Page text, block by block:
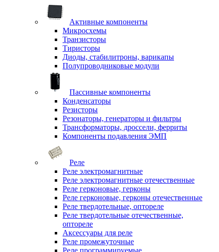
Активные компоненты
Микросхемы
Транзисторы
Тиристоры
Диоды, стабилитроны, варикапы
Полупроводниковые модули
Пассивные компоненты
Конденсаторы
Резисторы
Резонаторы, генераторы и фильтры
Трансформаторы, дроссели, ферриты
Компоненты подавления ЭМП
Реле
Реле электромагнитные
Реле электромагнитные отечественные
Реле герконовые, герконы
Реле герконовые, герконы отечественные
Реле твердотельные, оптореле
Реле твердотельные отечественные,
оптореле
Аксессуары для реле
Реле промежуточные
Реле программируемые